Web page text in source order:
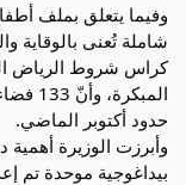
وفيما يتعلق بملف
شاملة تُعنى بالوقاية
كراس شروط الرياض
حدود أكتوبر الماضي.
وأبرزت الوزيرة أهمية
بيداغوجية موحدة تم